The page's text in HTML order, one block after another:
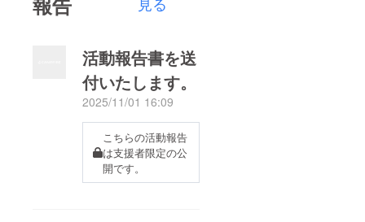
活動報告書を送
付いたします。
2025/11/01 16:09
こちらの活動報告
は支援者限定の公
開です。